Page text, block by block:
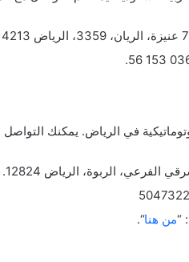
في الرياض. يمكنك
الربوة، الرياض 12824.
“من هنا“.